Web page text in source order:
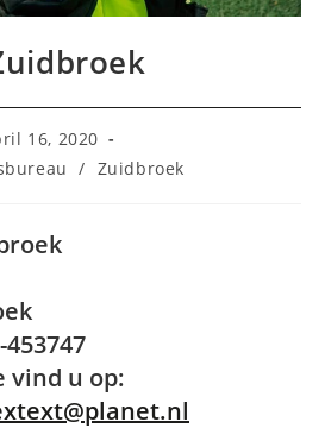
16, 2020
/ Zuidbroek
vind u op: